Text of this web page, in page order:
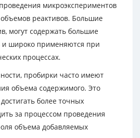
микроэкспериментов
реактивов. Большие
могут содержать большие
и широко применяются при
процессах.
пробирки часто имеют
объема содержимого. Это
более точных
за процессом проведения
объема добавляемых